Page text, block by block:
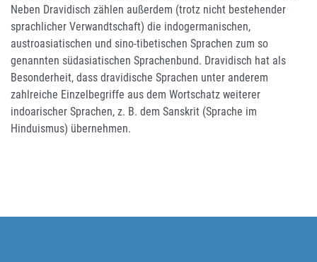
Neben Dravidisch zählen außerdem (trotz nicht bestehender
sprachlicher Verwandtschaft) die indogermanischen,
austroasiatischen und sino-tibetischen Sprachen zum so
genannten südasiatischen Sprachenbund. Dravidisch hat als
Besonderheit, dass dravidische Sprachen unter anderem
zahlreiche Einzelbegriffe aus dem Wortschatz weiterer
indoarischer Sprachen, z. B. dem Sanskrit (Sprache im
Hinduismus) übernehmen.